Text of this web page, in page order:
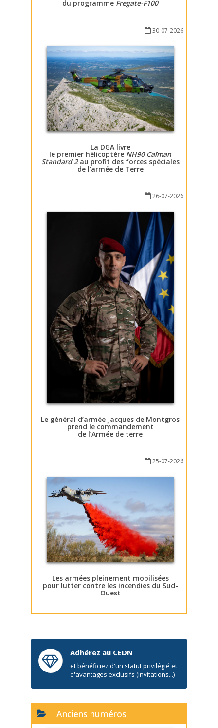
du programme Fregate-F100
30-07-2026
La DGA livre
le premier hélicoptère NH90 Caïman
Standard 2au profit des forces spéciales
de l’armée de Terre
26-07-2026
Le général d’armée Jacques de Montgros
prend le commandement
de l’Armée de terre
25-07-2026
Les armées pleinement mobilisées
pour lutter contre les incendies du Sud-
Ouest
Adhérez au CEDN
et bénéficiez d'un statut privilégié et
d'avantages exclusifs (invitations...)
Anciens numéros